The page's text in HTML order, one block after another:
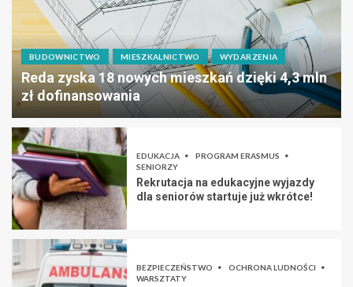
BUDOWNICTWO MIESZKALNICTWO WYDARZENIA
Reda zyska 18 nowych mieszkań dzięki 4,3 mln
zł dofinansowania
EDUKACJA
PROGRAM ERASMUS
SENIORZY
Rekrutacja na edukacyjne wyjazdy
dla seniorów startuje już wkrótce!
BEZPIECZEŃSTWO
OCHRONA LUDNOŚCI
WARSZTATY